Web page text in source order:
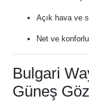
Açık hava ve
Net ve
Bulgari
Güneş